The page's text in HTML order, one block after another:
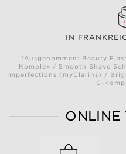
IN
*Ausgenommen: Beauty
Komplex / Smooth Shave
Imperfections (myClarins) /
C-
ONLINE